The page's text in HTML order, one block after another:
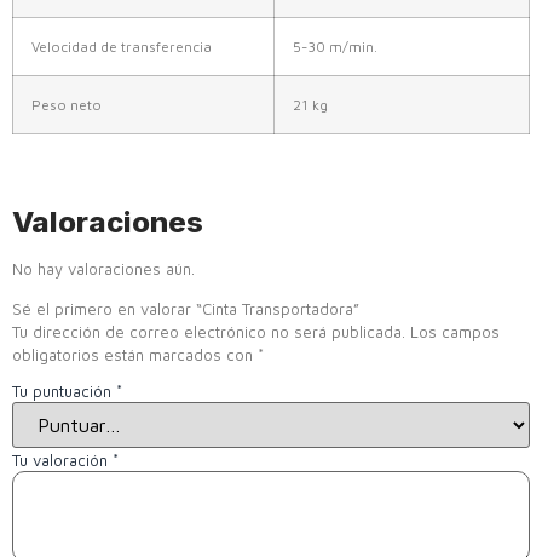
Velocidad de transferencia 5-30 m/min.
Peso neto 21 kg
Valoraciones
No hay valoraciones aún.
Sé el primero en valorar “Cinta Transportadora”
Tu dirección de correo electrónico no será publicada. Los campos
obligatorios están marcados con *
Tu puntuación *
Tu valoración *